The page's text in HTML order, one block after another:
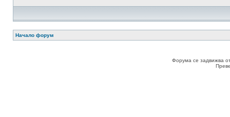
Начало форум
Форума се задвижва